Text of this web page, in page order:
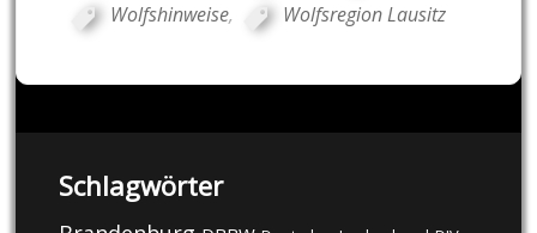
Wolfshinweise, Wolfsregion Lausitz
Schlagwörter